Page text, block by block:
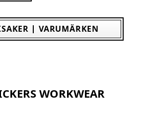
VARUMÄRKEN
WORKWEAR